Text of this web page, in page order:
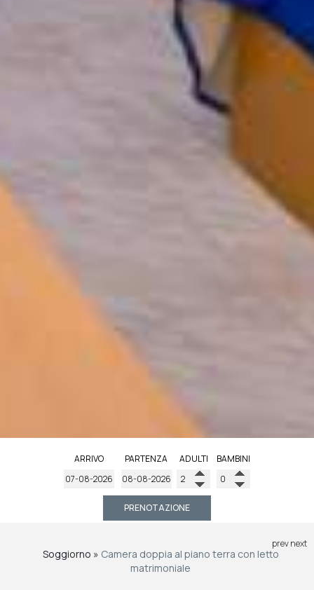
ARRIVO PARTENZA ADULTI BAMBINI
PRENOTAZIONE
Soggiorno » Camera doppia al piano terra con letto
matrimoniale
prevnext